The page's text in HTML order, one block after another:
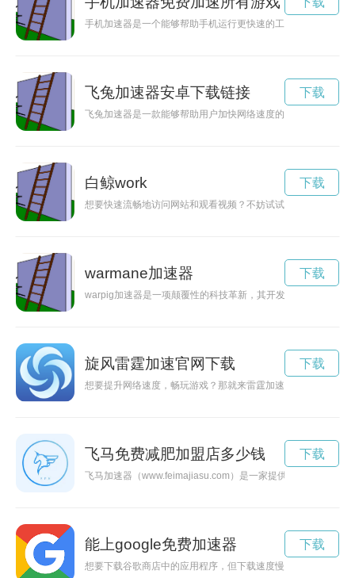
手机加速器是一个能够帮助手机运行更快速的工具，现在可以
飞兔加速器安卓下载链接
飞兔加速器是一款能够帮助用户加快网络速度的软件，下载安
下载
白鲸work
想要快速流畅地访问网站和观看视频？不妨试试白鲸加速器！
下载
warmane加速器
warpig加速器是一项颠覆性的科技革新，其开发旨在加速空间
下载
旋风雷霆加速官网下载
想要提升网络速度，畅玩游戏？那就来雷霆加速器官方网站，
下载
飞马免费减肥加盟店多少钱
飞马加速器（www.feimajiasu.com）是一家提供网络加速服务
下载
能上google免费加速器
想要下载谷歌商店中的应用程序，但下载速度慢？不妨试试使
下载